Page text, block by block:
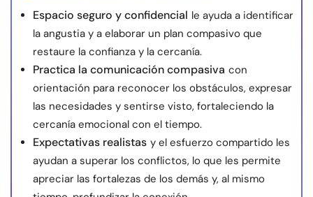
© Copyright 2026. Todos los derechos reservados.
Espacio seguro y confidencial le ayuda a identificar
la angustia y a elaborar un plan compasivo que
restaure la confianza y la cercanía.
Practica la comunicación compasiva con
orientación para reconocer los obstáculos, expresar
las necesidades y sentirse visto, fortaleciendo la
cercanía emocional con el tiempo.
Expectativas realistas y el esfuerzo compartido les
ayudan a superar los conflictos, lo que les permite
apreciar las fortalezas de los demás y, al mismo